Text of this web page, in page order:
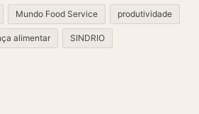
Mundo Food Service produtividade
alimentar SINDRIO